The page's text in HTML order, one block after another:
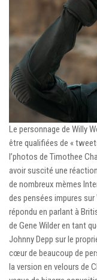
Le personnage de Willy
être qualifiées de «
l’photos de Timothee
avoir suscité une
de nombreux mèmes
des pensées impures
répondu en parlant à
de Gene Wilder en tant
Johnny Depp sur le
cœur de beaucoup de
la version en velours de